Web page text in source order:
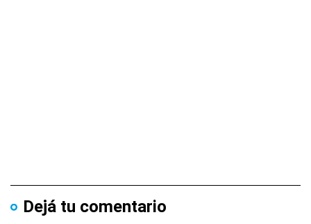
Dejá tu comentario